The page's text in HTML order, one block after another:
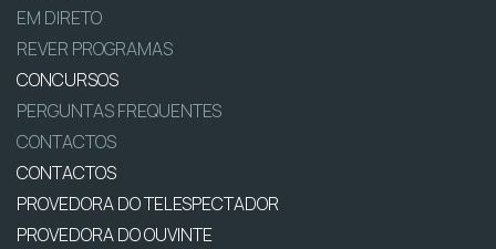
EM DIRETO
REVER PROGRAMAS
CONCURSOS
PERGUNTAS FREQUENTES
CONTACTOS
CONTACTOS
PROVEDORA DO TELESPECTADOR
PROVEDORA DO OUVINTE